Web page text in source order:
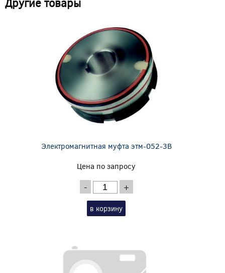
Электромагнитная муфта этм-052-3В
Цена по запросу
- +
в корзину